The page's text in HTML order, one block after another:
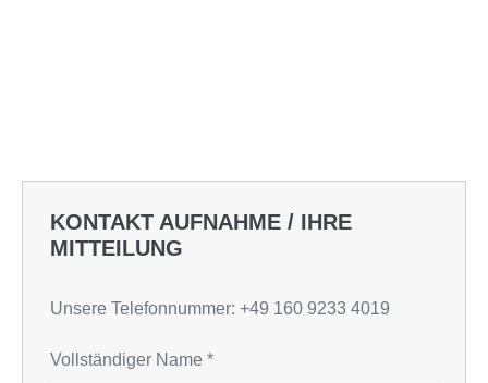
KONTAKT AUFNAHME / IHRE
MITTEILUNG
Unsere Telefonnummer: +49 160 9233 4019
Vollständiger Name *